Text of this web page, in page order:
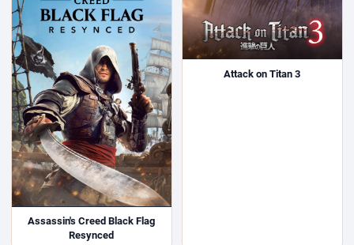
Assassin's Creed Black Flag
Resynced
Attack on Titan 3